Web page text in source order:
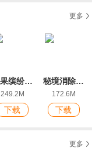
更多
糖果缤纷乐ios最新版
249.2M
下载
秘境消除故事下载手机版
172.6M
下载
更多